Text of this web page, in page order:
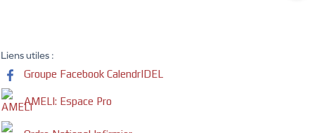
Liens utiles :
Groupe Facebook CalendrIDEL
AMELI: Espace Pro